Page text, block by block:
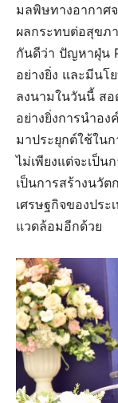
มลพิษทางอากาศ
ผลกระทบต่อสุขภ
กันดีว่า ปัญหาฝุ่น
อย่างยิ่ง และมีนโ
ลงนามในวันนี้ สอ
อย่างยิ่งการนำอ
มาประยุกต์ใช้ใน
ไม่เพียงแต่จะเป็
เป็นการสร้างนวั
เศรษฐกิจของประ
แวดล้อมอีกด้วย